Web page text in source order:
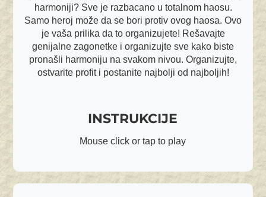
harmoniji? Sve je razbacano u totalnom haosu.
Samo heroj može da se bori protiv ovog haosa. Ovo
je vaša prilika da to organizujete! Rešavajte
genijalne zagonetke i organizujte sve kako biste
pronašli harmoniju na svakom nivou. Organizujte,
ostvarite profit i postanite najbolji od najboljih!
INSTRUKCIJE
Mouse click or tap to play